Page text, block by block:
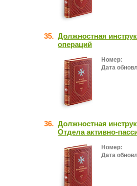
35. Должностная
операций
Номер:
Дата
36. Должностная
Отдела активно-
Номер:
Дата